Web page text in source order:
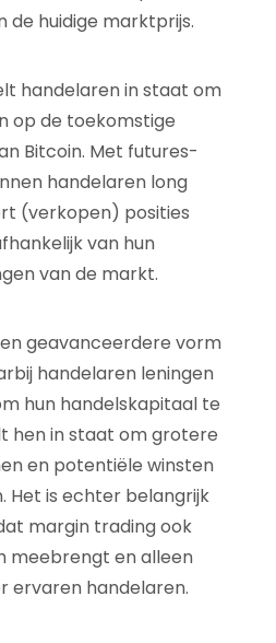
de huidige marktprijs.
handelaren in staat om
op de toekomstige
Bitcoin. Met futures-
handelaren long
(verkopen) posities
van hun
van de markt.
geavanceerdere vorm
handelaren leningen
hun handelskapitaal te
hen in staat om grotere
en potentiële winsten
Het is echter belangrijk
margin trading ook
meebrengt en alleen
ervaren handelaren.